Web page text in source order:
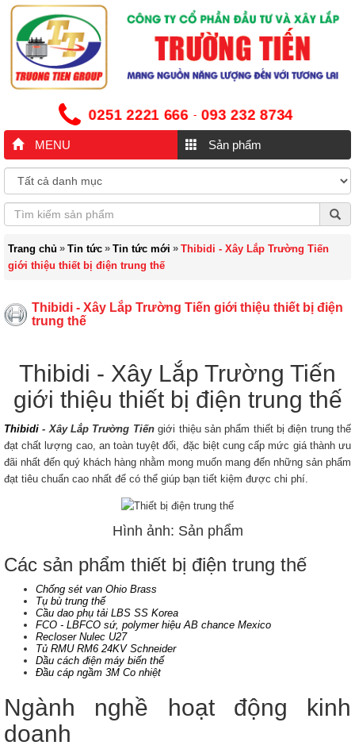
0251 2221 666 - 093 232 8734
MENU Sản phẩm
Trang chủ » Tin tức » Tin tức mới » Thibidi - Xây Lắp Trường Tiến
giới thiệu thiết bị điện trung thế
Thibidi - Xây Lắp Trường Tiến giới thiệu thiết bị điện
trung thế
Thibidi - Xây Lắp Trường Tiến
giới thiệu thiết bị điện trung thế
Thibidi - Xây Lắp Trường Tiếngiới thiệu sản phẩm thiết bị điện trung thế
đạt chất lượng cao, an toàn tuyệt đối, đặc biệt cung cấp mức giá thành ưu
đãi nhất đến quý khách hàng nhằm mong muốn mang đến những sản phẩm
đạt tiêu chuẩn cao nhất để có thể giúp bạn tiết kiệm được chi phí.
Hình ảnh: Sản phẩm
Các sản phẩm thiết bị điện trung thế
Chống sét van Ohio Brass
Tụ bù trung thế
Cầu dao phụ tải LBS SS Korea
FCO - LBFCO sứ, polymer hiệu AB chance Mexico
Recloser Nulec U27
Tủ RMU RM6 24KV Schneider
Dầu cách điện máy biến thế
Đầu cáp ngầm 3M Co nhiệt
Ngành nghề hoạt động kinh
doanh